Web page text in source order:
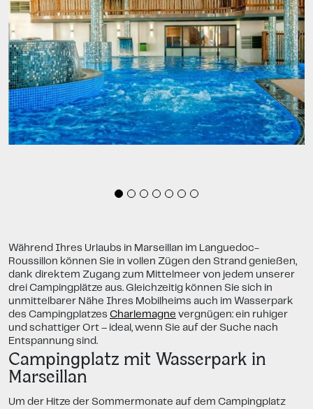
Während Ihres Urlaubs in Marseillan im Languedoc-
Roussillon können Sie in vollen Zügen den Strand genießen,
dank direktem Zugang zum Mittelmeer von jedem unserer
drei Campingplätze aus. Gleichzeitig können Sie sich in
unmittelbarer Nähe Ihres Mobilheims auch im Wasserpark
des Campingplatzes Charlemagne vergnügen: ein ruhiger
und schattiger Ort – ideal, wenn Sie auf der Suche nach
Entspannung sind.
Campingplatz mit Wasserpark in
Marseillan
Um der Hitze der Sommermonate auf dem Campingplatz